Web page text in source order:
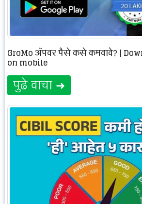
GroMo अ‍ॅपवर पैसे कसे कमवावे? |
on mobile
पुढे वाचा ➜